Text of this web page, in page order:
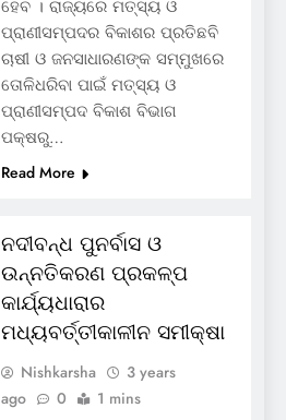
ହେବ । ରାଜ୍ୟରେ ମତ୍ସ୍ୟ ଓ
ପ୍ରାଣୀସମ୍ପଦର ବିକାଶର ପ୍ରତିଛବି
ଚାଷୀ ଓ ଜନସାଧାରଣଙ୍କ ସମ୍ମୁଖରେ
ତୋଳିଧରିବା ପାଇଁ ମତ୍ସ୍ୟ ଓ
ପ୍ରାଣୀସମ୍ପଦ ବିକାଶ ବିଭାଗ
ପକ୍ଷରୁ…
Read More
ନଦୀବନ୍ଧ ପୁନର୍ବାସ ଓ
ଉନ୍ନତିକରଣ ପ୍ରକଳ୍ପ
କାର୍ଯ୍ୟଧାରାର
ମଧ୍ୟବର୍ତ୍ତୀକାଳୀନ ସମୀକ୍ଷା
Nishkarsha
3 years
ago
0 1 mins